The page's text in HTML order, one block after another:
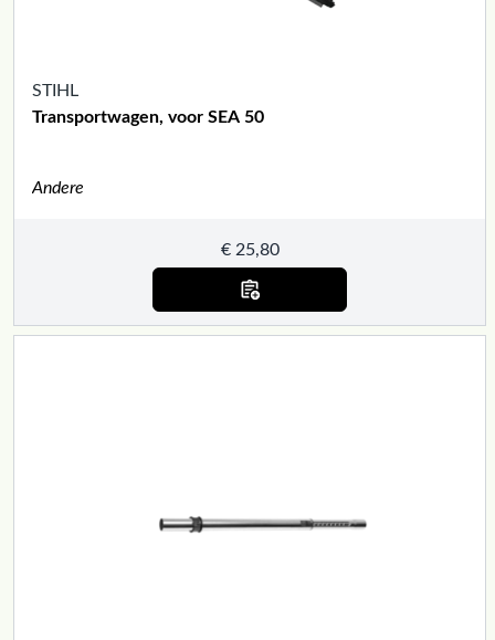
STIHL
Transportwagen, voor SEA 50
Andere
€25,80